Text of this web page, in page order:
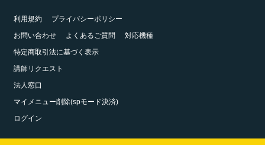
利用規約
プライバシーポリシー
お問い合わせ
よくあるご質問
対応機種
特定商取引法に基づく表示
講師リクエスト
法人窓口
マイメニュー削除(spモード決済)
ログイン